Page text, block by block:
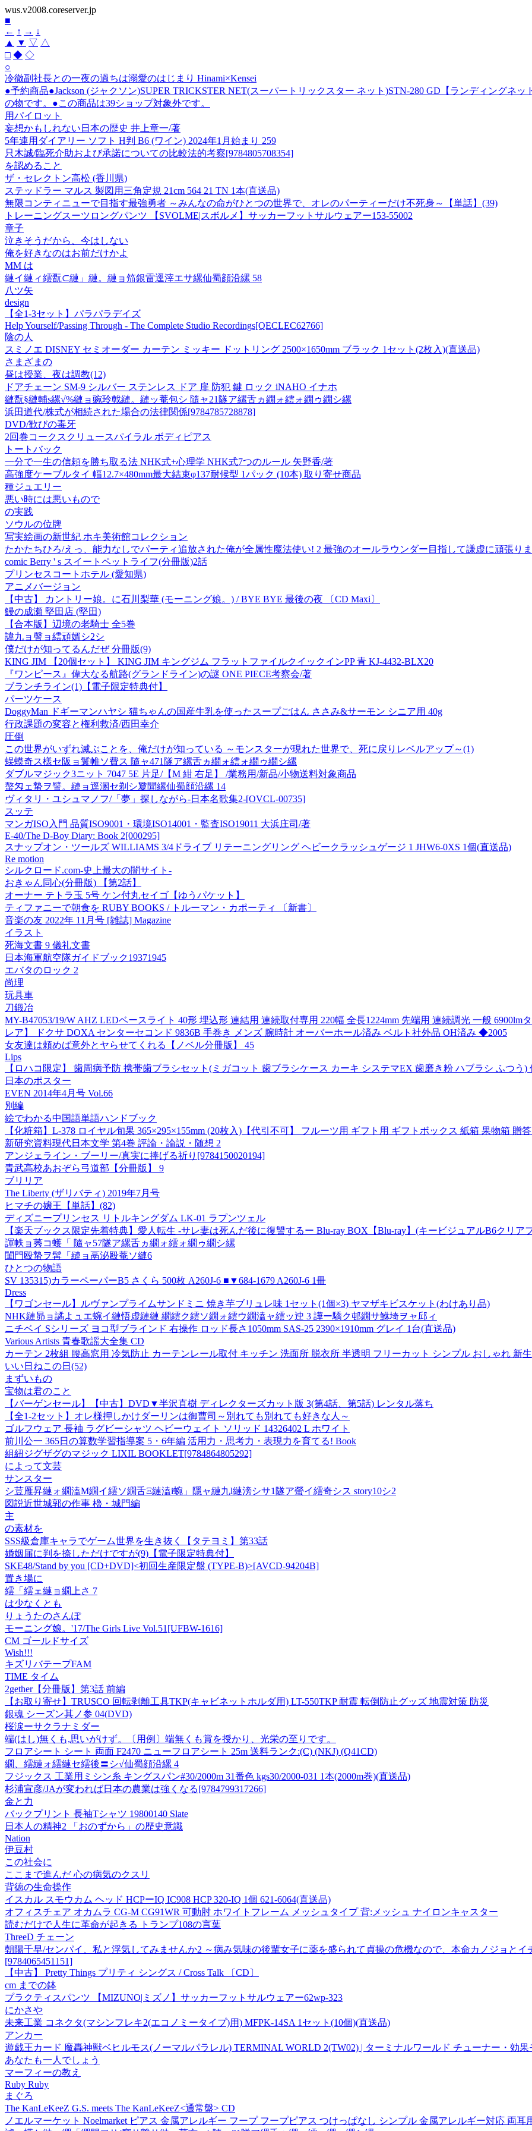
wus.v2008.coreserver.jp
■
← ↑ → ↓
▲
▼ ▽ △
□ ◆ ◇
○
冷徹副社長との一夜の過ちは溺愛のはじまり Hinami×Kensei
●予約商品●Jackson (ジャクソン)SUPER TRICKSTER NET(スーパートリックスター ネット)STN-280 GD【ランディングネ
の物です。●この商品は39ショップ対象外です。
用パイロット
妄想かもしれない日本の歴史 井上章一/著
5年連用ダイアリー ソフト H判 B6 (ワイン) 2024年1月始まり 259
只木誠/臨死介助および承諾についての比較法的考察[9784805708354]
を認めること
ザ・セレクトン高松 (香川県)
ステッドラー マルス 製図用三角定規 21cm 564 21 TN 1本(直送品)
無限コンティニューで目指す最強勇者 ～みんなの命がひとつの世界で、オレのパーティーだけ不死身～【単話】(39)
トレーニングスーツロングパンツ 【SVOLME|スボルメ】サッカーフットサルウェアー153-55002
章子
泣きそうだから、今はしない
俺を好きなのはお前だけかよ
MM は
縺イ縺ィ繧翫⊂縺」縺。縺ョ笳銀雷逕滓エサ縲仙蜀顔沿縲 58
八ツ矢
design
【全1-3セット】パラパラデイズ
Help Yourself/Passing Through - The Complete Studio Recordings[QECLEC62766]
陰の人
スミノエ DISNEY セミオーダー カーテン ミッキー ドットリング 2500×1650mm ブラック 1セット(2枚入)(直送品)
さまざまの
昼は授業、夜は調教(12)
ドアチェーン SM-9 シルバー ステンレス ドア 扉 防犯 鍵 ロック iNAHO イナホ
縺翫§縺輔s縲√%縺ョ豌玲戟縺。縺ッ菴包シ 隨ャ21隧ア縲舌ヵ繝ォ繧ォ繝ゥ繝シ縲
浜田道代/株式が相続された場合の法律関係[9784785728878]
DVD/歓びの毒牙
2回巻コークスクリュースパイラル ボディピアス
トートバック
一分で一生の信頼を勝ち取る法 NHK式+心理学 NHK式7つのルール 矢野香/著
高強度ケーブルタイ 幅12.7×480mm最大結束φ137耐候型 1パック (10本) 取り寄せ商品
種ジュエリー
悪い時には悪いもので
の実践
ソウルの位牌
写実絵画の新世紀 ホキ美術館コレクション
たかたちひろ/えっ、能力なしでパーティ追放された俺が全属性魔法使い! 2 最強のオールラウンダー目指して謙虚に頑張りま
comic Berry ' s スイートペットライフ(分冊版)2話
プリンセスコートホテル (愛知県)
アニメバージョン
【中古】 カントリー娘。に石川梨華 (モーニング娘。) / BYE BYE 最後の夜 〔CD Maxi〕
鰻の成瀬 堅田店 (堅田)
【合本版】辺境の老騎士 全5巻
諱九ョ謦ョ繧頑婿シ2シ
僕だけが知ってるんだぜ 分冊版(9)
KING JIM 【20個セット】 KING JIM キングジム フラットファイルクイックインPP 青 KJ-4432-BLX20
『ワンピース』偉大なる航路(グランドライン)の謎 ONE PIECE考察会/著
ブランチライン(1)【電子限定特典付】
パーツケース
DoggyMan ドギーマンハヤシ 猫ちゃんの国産牛乳を使ったスープごはん ささみ&サーモン シニア用 40g
行政課題の変容と権利救済/西田幸介
圧倒
この世界がいずれ滅ぶことを、俺だけが知っている ～モンスターが現れた世界で、死に戻りレベルアップ～(1)
蜈蟆奇ス樣セ阪ョ鬟帷ソ費ス 隨ャ471隧ア縲舌ヵ繝ォ繧ォ繝ゥ繝シ縲
ダブルマジック3ニット 7047 5E 片足/【M 紺 右足】 /業務用/新品/小物送料対象商品
螯匁ェ蟄ヲ譬。縺ョ逕溷セ剃シ夐聞縲仙蜀顔沿縲 14
ヴィタリ・ユシュマノフ/「夢」探しながら-日本名歌集2-[OVCL-00735]
スッテ
マンガISO入門 品質ISO9001・環境ISO14001・監査ISO19011 大浜庄司/著
E-40/The D-Boy Diary: Book 2[000295]
スナップオン・ツールズ WILLIAMS 3/4ドライブ リテーニングリング ヘビークラッシュゲージ 1 JHW6-0XS 1個(直送品)
Re motion
シルクロード.com-史上最大の闇サイト-
おきゃん同心(分冊版) 【第2話】
オーナー テトラ玉 5号 ケン付丸セイゴ【ゆうパケット】
ティファニーで朝食を RUBY BOOKS / トルーマン・カポーティ 〔新書〕
音楽の友 2022年 11月号 [雑誌] Magazine
イラスト
死海文書 9 儀礼文書
日本海軍航空隊ガイドブック19371945
エバタのロック 2
尚理
玩具車
刀鍛冶
MY-B47053/19/W AHZ LEDベースライト 40形 埋込形 連結用 連続取付専用 220幅 全長1224mm 先端用 連続調光 一般 6900lm
レア】 ドクサ DOXA センターセコンド 9836B 手巻き メンズ 腕時計 オーバーホール済み ベルト社外品 OH済み ◆2005
女友達は頼めば意外とヤらせてくれる【ノベル分冊版】 45
Lips
【ロハコ限定】 歯周病予防 携帯歯ブラシセット(ミガコット 歯ブラシケース カーキ システマEX 歯磨き粉 ハブラシ ふつう)
日本のポスター
EVEN 2014年4月号 Vol.66
別編
絵でわかる中国語単語ハンドブック
【化粧箱】L-378 ロイヤル旬果 365×295×155mm (20枚入)【代引不可】 フルーツ用 ギフト用 ギフトボックス 紙箱 果物箱 贈
新研究資料現代日本文学 第4巻 評論・論説・随想 2
アンジェライン・ブーリー/真実に捧げる祈り[9784150020194]
青武高校あおぞら弓道部【分冊版】 9
ブリリア
The Liberty (ザリバティ) 2019年7月号
ヒマチの嬢王【単話】(82)
ディズニープリンセス リトルキングダム LK-01 ラプンツェル
【楽天ブックス限定先着特典】愛人転生 -サレ妻は死んだ後に復讐するー Blu-ray BOX【Blu-ray】(キービジュアルB6クリア
諢帙ョ莠コ蠖「 隨ャ57隧ア縲舌ヵ繝ォ繧ォ繝ゥ繝シ縲
閨門殴蟄ヲ髯「縺ョ鬲泌殴菴ソ縺6
ひとつの物語
SV 135315)カラーペーパーB5 さくら 500枚 A260J-6 ■▼684-1679 A260J-6 1冊
Dress
【ワゴンセール】ルヴァンプライムサンドミニ 焼き芋ブリュレ味 1セット(1個×3) ヤマザキビスケット(わけあり品)
NHK縺昴ョ譎よュエ蜿イ縺悟虚縺縺 繝繧ク繧ソ繝ォ繧ウ繝溘ャ繧ッ迚 3 譁ー驕ク邨繝サ鮴埼ヲャ邱ィ
ニチベイ Sシリーズ ヨコ型ブラインド 右操作 ロッド長さ1050mm SAS-25 2390×1910mm グレイ 1台(直送品)
Various Artists 青春歌謡大全集 CD
カーテン 2枚組 腰高窓用 冷気防止 カーテンレール取付 キッチン 洗面所 脱衣所 半透明 フリーカット シンプル おしゃれ 新
いい日ねこの日(52)
まずいもの
宝物は君のこと
【バーゲンセール】【中古】DVD▼半沢直樹 ディレクターズカット版 3(第4話、第5話) レンタル落ち
【全1-2セット】オレ様押しかけダーリンは御曹司～別れても別れても好きな人～
ゴルフウェア 長袖 ラグビーシャツ ヘビーウェイト ソリッド 14326402 L ホワイト
前川公一 365日の算数学習指導案 5・6年編 活用力・思考力・表現力を育てる! Book
組紐ジグザグのマジック LIXIL BOOKLET[9784864805292]
によって文芸
サンスター
シ荳雁昇縺ォ繝溘Μ繝イ繧ソ繝舌Ξ縺溘i蜿」隱ャ縺九l縺滂シサ1隧ア螢イ繧奇シス story10シ2
図説近世城郭の作事 櫓・城門編
主
の素材を
SSS級倉庫キャラでゲーム世界を生き抜く【タテヨミ】第33話
婚姻届に判を捺しただけですが(9)【電子限定特典付】
SKE48/Stand by you [CD+DVD]<初回生産限定盤 (TYPE-B)>[AVCD-94204B]
置き場に
繧「繧ェ縺ョ繝上さ 7
は少なくとも
りょうたのさんぽ
モーニング娘。'17/The Girls Live Vol.51[UFBW-1616]
CM ゴールドサイズ
Wish!!!
キズリバテープFAM
TIME タイム
2gether【分冊版】第3話 前編
【お取り寄せ】TRUSCO 回転剥離工具TKP(キャビネットホルダ用) LT-550TKP 耐震 転倒防止グッズ 地震対策 防災
銀魂 シーズン其ノ参 04(DVD)
桜涙ーサクラナミダー
端(はし)無くも,思いがけず。〔用例〕端無くも賞を授かり、光栄の至りです。
フロアシート シート 両面 F2470 ニューフロアシート 25m 送料ランク:(C) (NKJ) (Q41CD)
繝、繧縺ォ繧縺セ繧後〓シ√仙蜀顔沿縲 4
フジックス 工業用ミシン糸 キングスパン#30/2000m 31番色 kgs30/2000-031 1本(2000m巻)(直送品)
杉浦宣彦/JAが変われば日本の農業は強くなる[9784799317266]
金と力
バックプリント 長袖Tシャツ 19800140 Slate
日本人の精神2 「おのずから」の歴史意識
Nation
伊豆村
この社会に
ここまで進んだ 心の病気のクスリ
背徳の生命操作
イスカル スモウカム ヘッド HCPーIQ IC908 HCP 320-IQ 1個 621-6064(直送品)
オフィスチェア オカムラ CG-M CG91WR 可動肘 ホワイトフレーム メッシュタイプ 背:メッシュ ナイロンキャスター
読むだけで人生に革命が起きる トランプ108の言葉
ThreeD チェーン
朝陽千早/センパイ、私と浮気してみませんか2 ～病み気味の後輩女子に薬を盛られて貞操の危機なので、本命カノジョと
[9784065451151]
【中古】 Pretty Things プリティ シングス / Cross Talk 〔CD〕
cm までの鉢
プラクティスパンツ 【MIZUNO|ミズノ】サッカーフットサルウェアー62wp-323
にかさや
未来工業 コネクタ(マシンフレキ2(エコノミータイプ)用) MFPK-14SA 1セット(10個)(直送品)
アンカー
遊戯王カード 魔轟神獣ベヒルモス(ノーマルパラレル) TERMINAL WORLD 2(TW02) | ターミナルワールド チューナー・効
あなたも一人でしょう
マーフィーの教え
Ruby Ruby
まぐろ
The KanLeKeeZ G.S. meets The KanLeKeeZ<通常盤> CD
ノエルマーケット Noelmarket ピアス 金属アレルギー フープ フープピアス つけっぱなし シンプル 金属アレルギー対応 両耳